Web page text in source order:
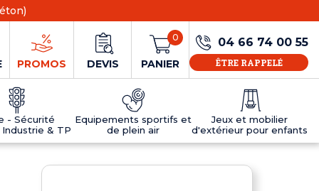
PROMOS DEVIS PANIER
0 04 66 74 00 55
ÊTRE RAPPELÉ
- Sécurité
& TP
Equipements sportifs et
de plein air
Jeux et mobilier
d'extérieur pour enfants